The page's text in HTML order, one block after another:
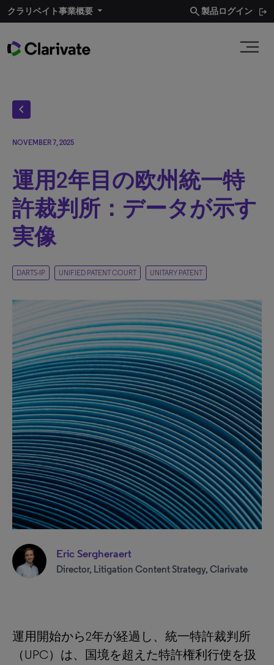
クラリベイト事業概要 search製品ログイン
chevron_left
NOVEMBER 7, 2025
運用2年目の欧州統一特
許裁判所：データが示す
実像
DARTS-IP UNIFIED PATENT COURT UNITARY PATENT
Eric Sergheraert
Director, Litigation Content Strategy, Clarivate
運用開始から2年が経過し、統一特許裁判所
（UPC）は、国境を超えた特許権利行使を扱